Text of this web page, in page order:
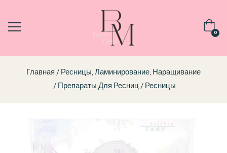
0
Главная
Ресницы, Ламинирование, Наращивание
Препараты Для Ресниц
Ресницы